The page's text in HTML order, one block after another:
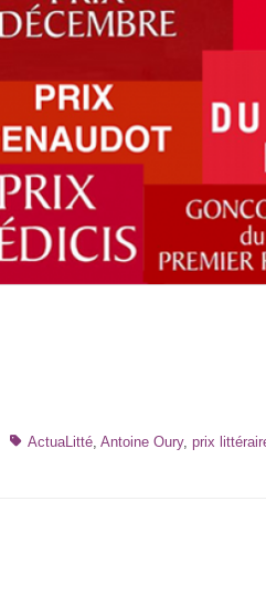
TagsActuaLitté, Antoine Oury, prix